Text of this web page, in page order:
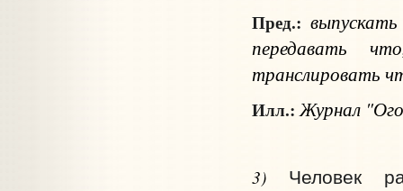
Пред.:
передаватьчто
транслировать
Илл.: Журнал
3)
Человек